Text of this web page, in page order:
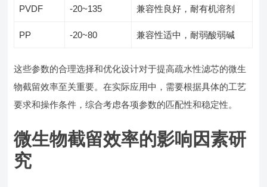
PVDF -20~135 兼容性良好，耐有机溶剂
PP -20~80 兼容性适中，耐弱酸弱碱
这些参数的合理选择和优化设计对于提高疏水性滤芯的微生
物截留效率至关重要。在实际应用中，需要根据具体的工艺
要求和操作条件，综合考虑各项参数的匹配性和稳定性。
微生物截留效率的影响因素研
究